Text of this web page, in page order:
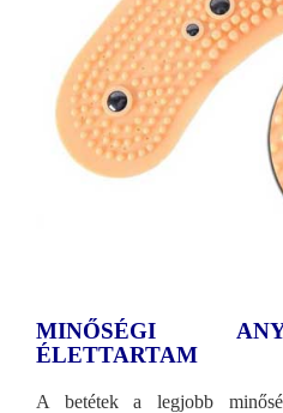
MINŐSÉGI
ÉLETTARTAM
A betétek a legjobb